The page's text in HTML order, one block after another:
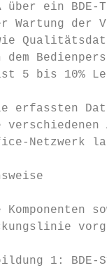
über ein BDE-
Wartung der
dem
5 bis 10%
erfassten
verschiedenen
Netzwerk
Komponenten
1: BDE-